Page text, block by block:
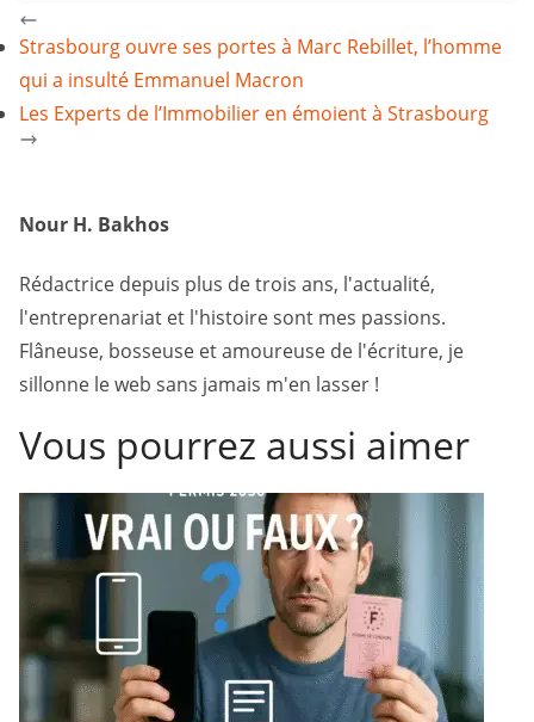
Strasbourg ouvre ses portes à Marc Rebillet, l’homme
qui a insulté Emmanuel Macron
Les Experts de l’Immobilier en émoient à Strasbourg
Nour H. Bakhos
Rédactrice depuis plus de trois ans, l'actualité,
l'entreprenariat et l'histoire sont mes passions.
Flâneuse, bosseuse et amoureuse de l'écriture, je
sillonne le web sans jamais m'en lasser !
Vous pourrez aussi aimer